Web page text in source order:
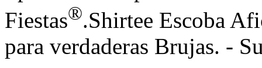
Fiestas®.Shirtee Escoba
para verdaderas Brujas. -